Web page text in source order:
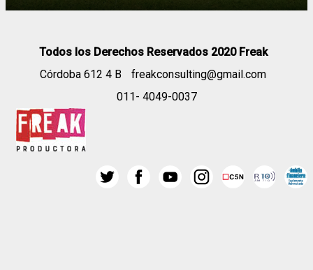
Todos los Derechos Reservados 2020 Freak
Córdoba 612 4 B
freakconsulting@gmail.com
011- 4049-0037